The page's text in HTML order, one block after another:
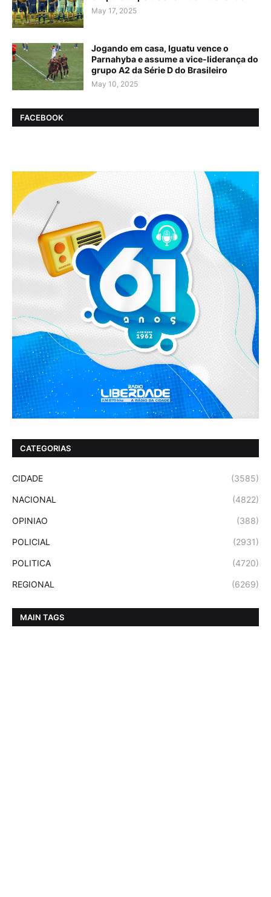
May 17, 2025
Jogando em casa, Iguatu vence o
Parnahyba e assume a vice-liderança do
grupo A2 da Série D do Brasileiro
May 10, 2025
FACEBOOK
CATEGORIAS
CIDADE (3585)
NACIONAL (4822)
OPINIAO (388)
POLICIAL (2931)
POLITICA (4720)
REGIONAL (6269)
MAIN TAGS